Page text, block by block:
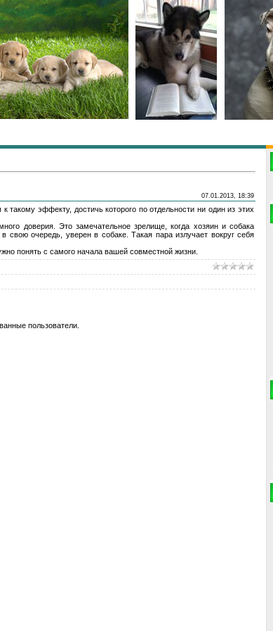
07.01.2013, 18:39
такому эффекту, достичь которого по отдельности ни один из этих
доверия. Это замечательное зрелище, когда хозяин и собака
свою очередь, уверен в собаке. Такая пара излучает вокруг себя
понять с самого начала вашей совместной жизни.
пользователи.